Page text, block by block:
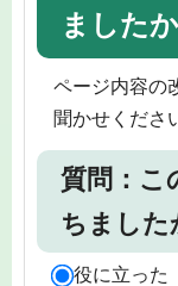
ました
ページ内容の
聞かせくださ
質問：こ
ちました
役に立った